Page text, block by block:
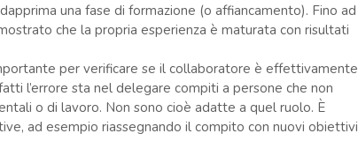
una fase di formazione (o affiancamento). Fino ad
che la propria esperienza è maturata con risultati
per verificare se il collaboratore è effettivamente
l’errore sta nel delegare compiti a persone che non
o di lavoro. Non sono cioè adatte a quel ruolo. È
ad esempio riassegnando il compito con nuovi obiettivi